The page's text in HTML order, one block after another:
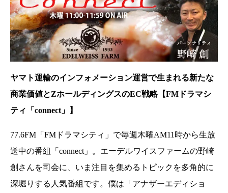
ヤマト運輸のインフォメーション運営で生まれる新たな
商業価値とZホールディングスのEC戦略【FMドラマシ
ティ「connect」】
77.6FM「FMドラマシティ」で毎週木曜AM11時から生放
送中の番組「connect」。エーデルワイスファームの野崎
創さんを司会に、いま注目を集めるトピックを多角的に
深堀りする人気番組です。僕は「アナザーエディショ